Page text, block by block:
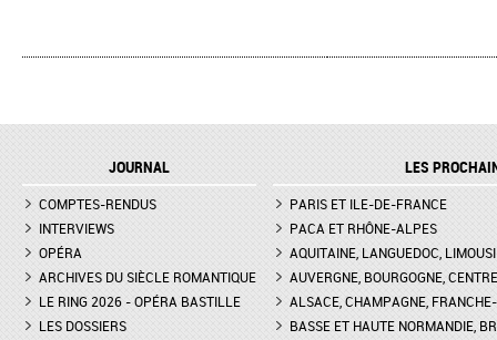
JOURNAL
COMPTES-RENDUS
INTERVIEWS
OPÉRA
ARCHIVES DU SIÈCLE ROMANTIQUE
LE RING 2026 - OPÉRA BASTILLE
LES DOSSIERS
LES
PARIS ET ILE-DE-FRANCE
PACA ET RHÔNE-ALPES
AQUITAINE, LANGUEDOC,
AUVERGNE, BOURGOGNE, CENTRE
ALSACE, CHAMPAGNE,
BASSE ET HAUTE NORMANDIE,